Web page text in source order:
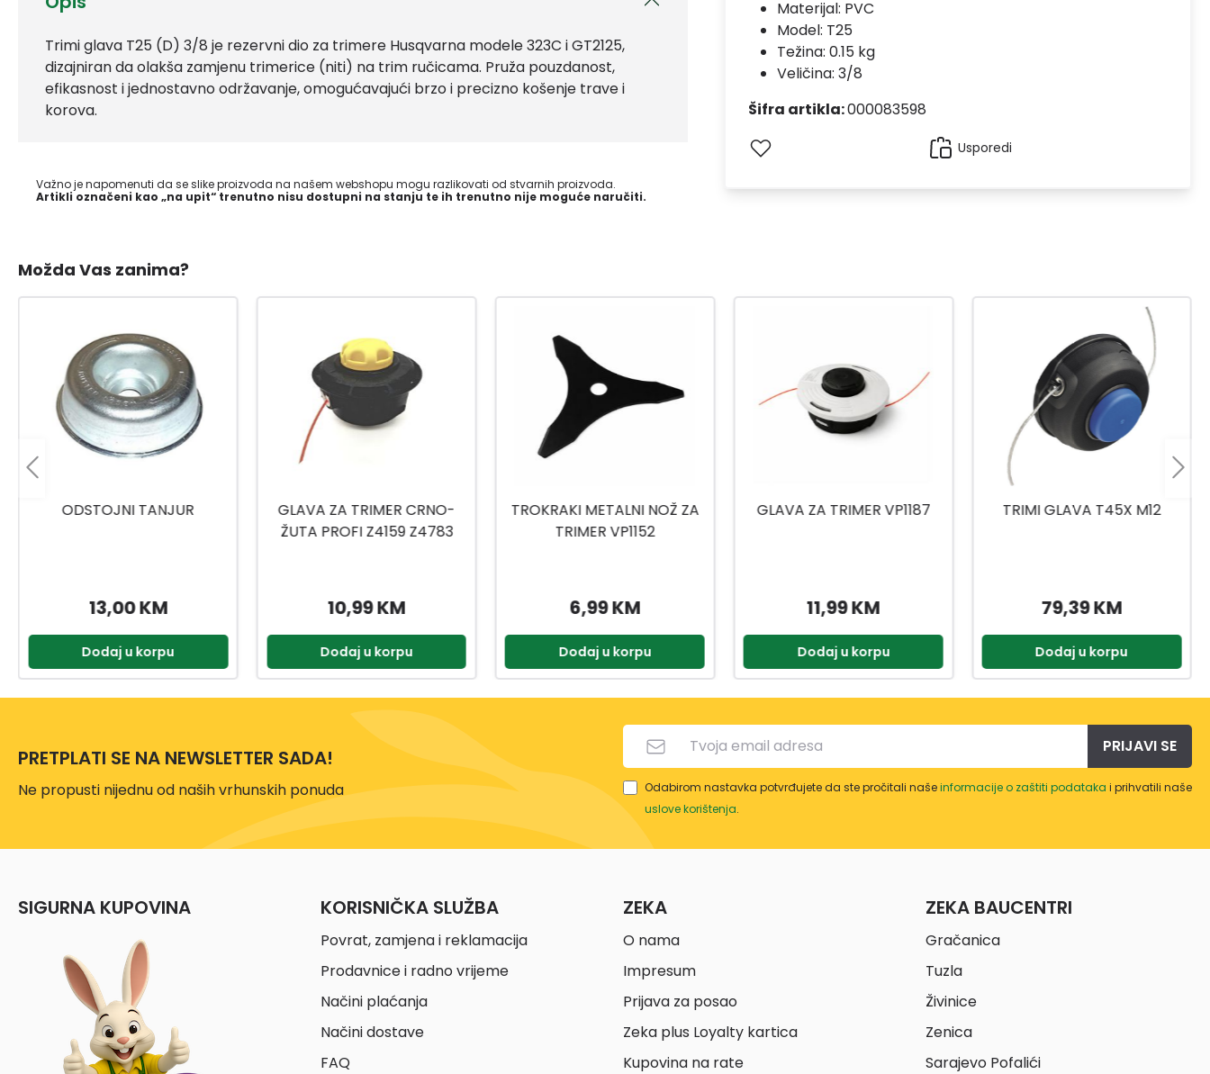
Trimi glava T25 (D) 3/8 je rezervni dio za trimere Husqvarna modele 323C i GT2125,
dizajniran da olakša zamjenu trimerice (niti) na trim ručicama. Pruža pouzdanost,
efikasnost i jednostavno održavanje, omogućavajući brzo i precizno košenje trave i
korova.
Važno je napomenuti da se slike proizvoda na našem webshopu mogu razlikovati od stvarnih proizvoda.
Artikli označeni kao „na upit“ trenutno nisu dostupni na stanju te ih trenutno nije moguće naručiti.
Materijal: PVC
Model: T25
Težina: 0.15 kg
Veličina: 3/8
Šifra artikla:000083598
Usporedi
Možda Vas zanima?
GLAVA ZA TRIMER CRNO-
10,99 KM
Dodaj u korpu
TROKRAKI METALNI NOŽ ZA
TRIMER VP1152
6,99 KM
Dodaj u korpu
GLAVA ZA TRIMER VP1187
11,99 KM
Dodaj u korpu
TRIMI GLAVA T45X M12
79,39 KM
Dodaj u korpu
GLAVA ZA TRIMER DUROCUT
85,70 KM
Dodaj u korpu
PRETPLATI SE NA NEWSLETTER SADA!
Ne propusti nijednu od naših vrhunskih ponuda
PRIJAVI SE
Odabirom nastavka potvrđujete da ste pročitali našeinformacije o zaštiti podataka i prihvatili naše
uslove korištenja.
SIGURNA KUPOVINA KORISNIČKA SLUŽBA
Povrat, zamjena i reklamacija
Prodavnice i radno vrijeme
Načini plaćanja
Načini dostave
FAQ
ZEKA
O nama
Impresum
Prijava za posao
Zeka plus Loyalty kartica
Kupovina na rate
ZEKA BAUCENTRI
Gračanica
Tuzla
Živinice
Zenica
Sarajevo Pofalići